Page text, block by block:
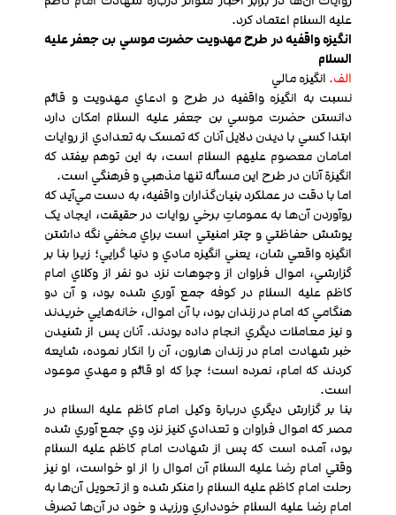
عليه السلام اعتماد كرد.
انگيزه واقفیه در طرح مهدويت حضرت موسي بن جعفر عليه
السلام
الف. انگيزه مالي
نسبت به انگيزه واقفیه در طرح و ادعاي مهدويت و قائم
دانستن حضرت موسي بن جعفر عليه السلام امکان دارد
ابتدا کسي با ديدن دلايل آنان که تمسک به تعدادي از روايات
امامان معصوم عليهم السلام است، به اين توهم بیفتد که
انگيزة آنان در طرح اين مسأله تنها مذهبي و فرهنگي است.
اما با دقت در عملکرد بنيان‌گذاران واقفیه، به دست مي‌آيد که
روآوردن آن‌ها به عموماتِ برخي روايات در حقيقت، ايجاد يک
پوشش حفاظتي و چتر امنيتي است براي مخفي نگه داشتن
انگيزه واقعي شان، يعني انگيزه مادي و دنيا گرايي؛ زيرا بنا بر
گزارشي، اموال فراوان از وجوهات نزد دو نفر از وکلاي امام
کاظم عليه السلام در کوفه جمع آوري شده بود، و آن دو
هنگامي که امام در زندان بود، با آن اموال، خانه‌هايي خريدند
و نيز معاملات ديگري انجام داده بودند. آنان پس از شنيدن
خبر شهادت امام در زندان هارون، آن را انکار نموده، شايعه
کردند که امام، نمرده است؛ چرا که او قائم و مهدي موعود
است.
بنا بر گزارش ديگري دربارة وکيل امام کاظم عليه السلام در
مصر که اموال فراوان و تعدادي کنيز نزد وي جمع آوري شده
بود، آمده است كه پس از شهادت امام کاظم عليه السلام
وقتي امام رضا عليه السلام آن اموال را از او خواست، او نيز
رحلت امام کاظم عليه السلام را منکر شده و از تحويل آن‌ها به
امام رضا عليه السلام خودداري ورزيد و خود در آن‌ها تصرف